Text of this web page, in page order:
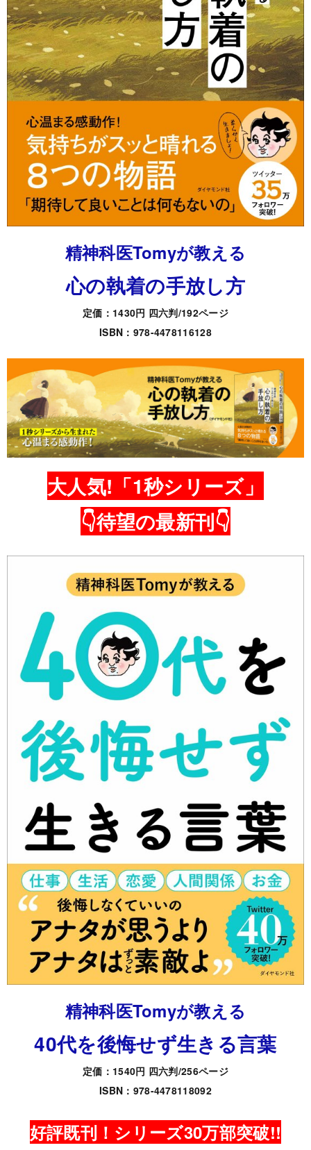
精神科医Tomyが教える
心の執着の手放し方
定価：1430円 四六判/192ページ
ISBN：978-4478116128
大人気!「1秒シリーズ」
👇待望の最新刊👇
精神科医Tomyが教える
40代を後悔せず生きる言葉
定価：1540円 四六判/256ページ
ISBN：978-4478118092
好評既刊！シリーズ30万部突破!!